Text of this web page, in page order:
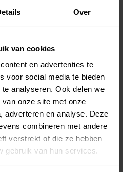
Over
van cookies
en advertenties te
voor social media te bieden
analyseren. Ook delen we
onze site met onze
adverteren en analyse. Deze
combineren met andere
verstrekt of die ze hebben
gebruik van hun services.
woningen (koopsom